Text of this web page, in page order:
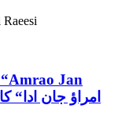
Jan